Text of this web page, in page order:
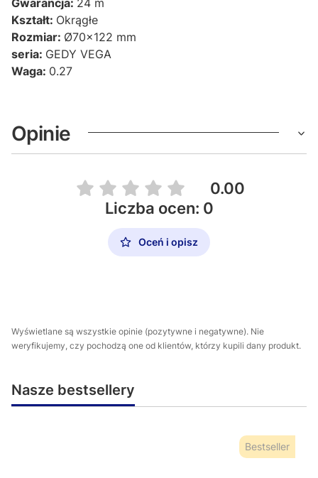
Kształt: Okrągłe
Rozmiar: Ø70x122 mm
seria: GEDY VEGA
Waga: 0.27
Opinie
0.00
Liczba ocen: 0
Oceń i opisz
Wyświetlane są wszystkie opinie (pozytywne i negatywne). Nie
weryfikujemy, czy pochodzą one od klientów, którzy kupili dany produkt.
Nasze bestsellery
Bestseller